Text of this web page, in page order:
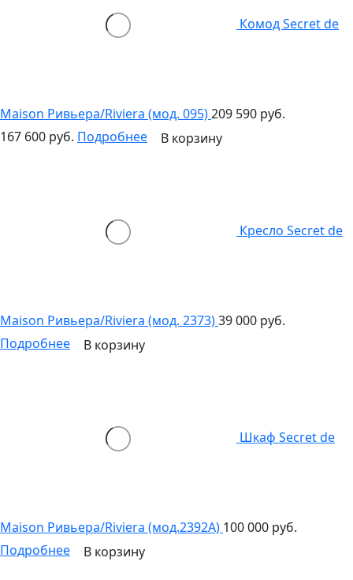
Комод Secret de
Maison Ривьера/Riviera (мод. 095)209 590 руб.
167 600 руб. Подробнее В корзину
Кресло Secret de
Maison Ривьера/Riviera (мод. 2373)39 000 руб.
Подробнее
В корзину
Шкаф Secret de
Maison Ривьера/Riviera (мод.2392A) 100 000 руб.
Подробнее
В корзину